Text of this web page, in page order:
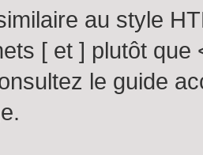
au style
[ et ] plutôt que
le guide